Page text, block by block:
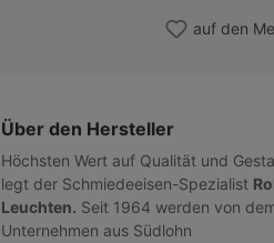
auf den
Über den Hersteller
Höchsten Wert auf Qualität und
legt der Schmiedeeisen-Spezialist
Leuchten. Seit 1964 werden von
Unternehmen aus Südlohn